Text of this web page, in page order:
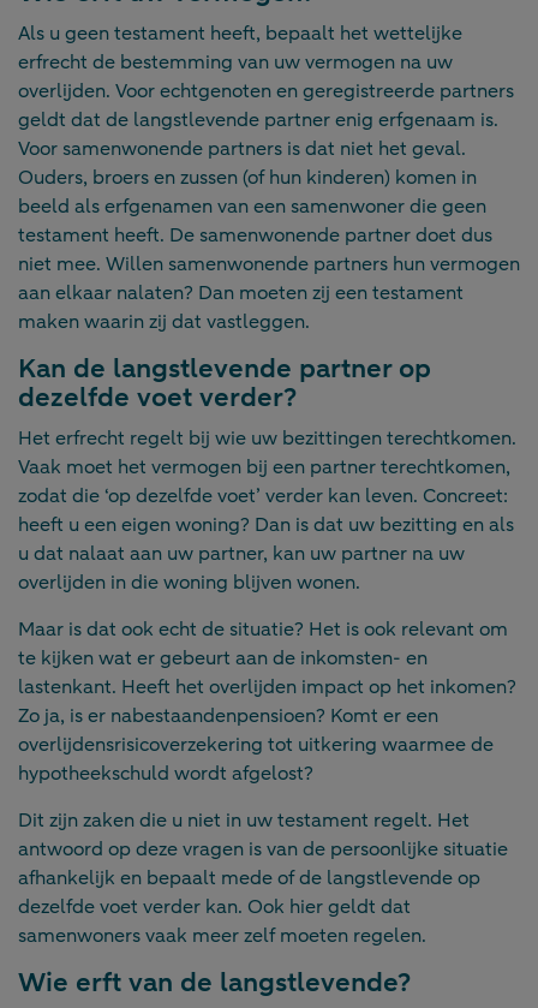
Als u geen testament heeft, bepaalt het wettelijke
erfrecht de bestemming van uw vermogen na uw
overlijden. Voor echtgenoten en geregistreerde partners
geldt dat de langstlevende partner enig erfgenaam is.
Voor samenwonende partners is dat niet het geval.
Ouders, broers en zussen (of hun kinderen) komen in
beeld als erfgenamen van een samenwoner die geen
testament heeft. De samenwonende partner doet dus
niet mee. Willen samenwonende partners hun vermogen
aan elkaar nalaten? Dan moeten zij een testament
maken waarin zij dat vastleggen.
Kan de langstlevende partner op
dezelfde voet verder?
Het erfrecht regelt bij wie uw bezittingen terechtkomen.
Vaak moet het vermogen bij een partner terechtkomen,
zodat die ‘op dezelfde voet’ verder kan leven. Concreet:
heeft u een eigen woning? Dan is dat uw bezitting en als
u dat nalaat aan uw partner, kan uw partner na uw
overlijden in die woning blijven wonen.
Maar is dat ook echt de situatie? Het is ook relevant om
te kijken wat er gebeurt aan de inkomsten- en
lastenkant. Heeft het overlijden impact op het inkomen?
Zo ja, is er nabestaandenpensioen? Komt er een
overlijdensrisicoverzekering tot uitkering waarmee de
hypotheekschuld wordt afgelost?
Dit zijn zaken die u niet in uw testament regelt. Het
antwoord op deze vragen is van de persoonlijke situatie
afhankelijk en bepaalt mede of de langstlevende op
dezelfde voet verder kan. Ook hier geldt dat
samenwoners vaak meer zelf moeten regelen.
Wie erft van de langstlevende?